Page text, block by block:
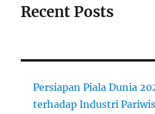
Recent Posts
Persiapan Piala Dunia
terhadap Industri